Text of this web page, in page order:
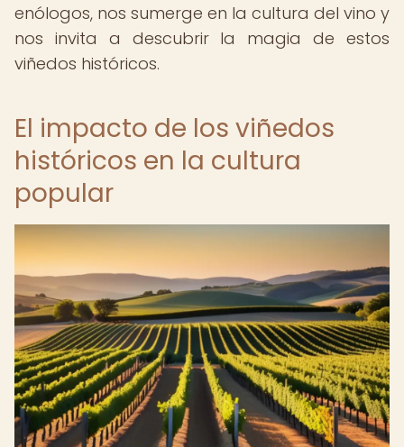
enólogos, nos sumerge en la cultura del vino y
nos invita a descubrir la magia de estos
viñedos históricos.
El impacto de los viñedos
históricos en la cultura
popular